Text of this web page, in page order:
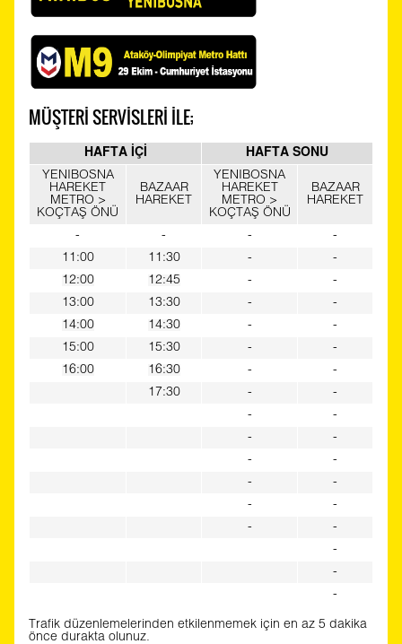
MÜŞTERİ SERVİSLERİ İLE;
HAFTA İÇİ
HAFTA SONU
YENIBOSNA
HAREKET
METRO >
KOÇTAŞ ÖNÜ
BAZAAR
HAREKET
YENIBOSNA
HAREKET
METRO >
KOÇTAŞ ÖNÜ
BAZAAR
HAREKET
- - -
-
11:00
11:30 -
-
12:00
12:45 -
-
13:00
13:30 -
-
14:00
14:30 -
-
15:00
15:30 -
-
16:00
16:30 -
-
17:30
-
-
-
-
-
-
-
-
-
-
-
-
-
-
-
-
-
Trafik düzenlemelerinden etkilenmemek için en az 5 dakika
önce durakta olunuz.